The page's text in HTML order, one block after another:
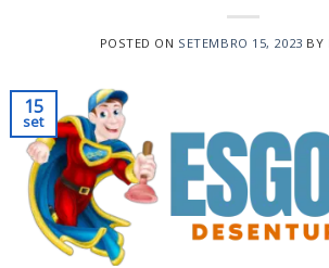
POSTED ON SETEMBRO 15, 2023 BY
15
set